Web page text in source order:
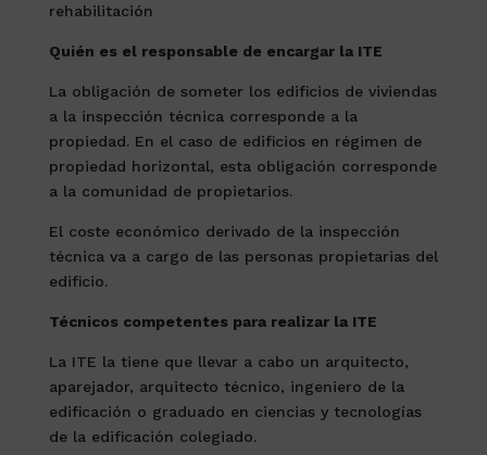
rehabilitación
Quién es el responsable de encargar la ITE
La obligación de someter los edificios de viviendas
a la inspección técnica corresponde a la
propiedad. En el caso de edificios en régimen de
propiedad horizontal, esta obligación corresponde
a la comunidad de propietarios.
El coste económico derivado de la inspección
técnica va a cargo de las personas propietarias del
edificio.
Técnicos competentes para realizar la ITE
La ITE la tiene que llevar a cabo un arquitecto,
aparejador, arquitecto técnico, ingeniero de la
edificación o graduado en ciencias y tecnologías
de la edificación colegiado.